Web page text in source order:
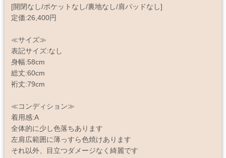
[開閉なし/ポケットなし/裏地なし/肩パッドなし]
定価:26,400円
≪サイズ≫
表記サイズ:なし
身幅:58cm
総丈:60cm
裄丈:79cm
≪コンディション≫
着用感:A
全体的に少し色落ちあります
左肩広範囲に薄っすら色焼けあります
それ以外、目立つダメージなく綺麗です